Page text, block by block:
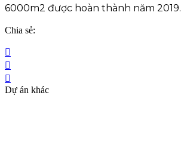
6000m2 được hoàn thành năm 2019.
Chia sẻ:
Dự án khác